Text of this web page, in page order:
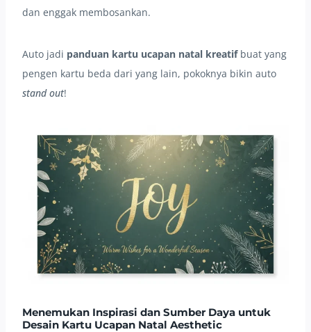
dan enggak membosankan.
Auto jadi panduan kartu ucapan natal kreatifbuat yang
pengen kartu beda dari yang lain, pokoknya bikin auto
stand out!
Menemukan Inspirasi dan Sumber Daya untuk
Desain Kartu Ucapan Natal Aesthetic